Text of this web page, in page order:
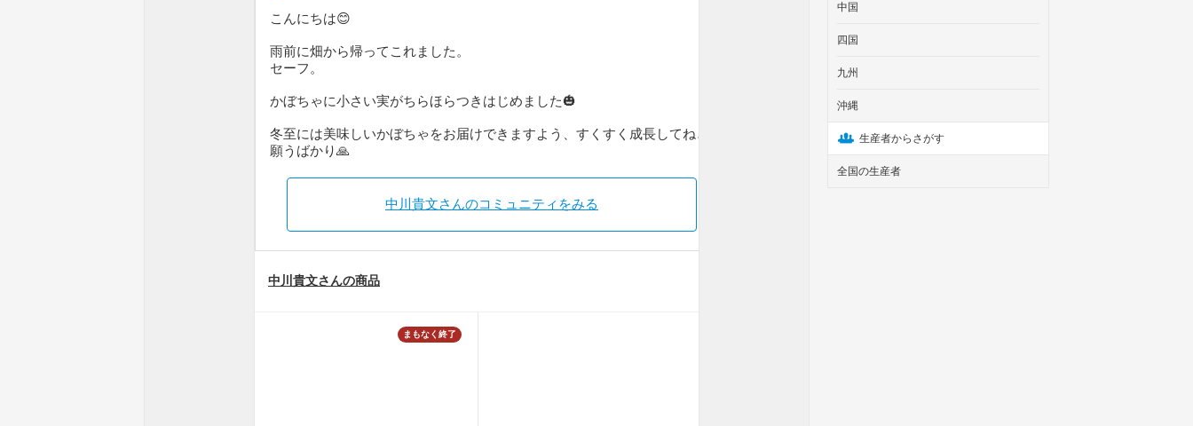
こんにちは😊
雨前に畑から帰ってこれました。
セーフ。
かぼちゃに小さい実がちらほらつきはじめました🎃
冬至には美味しいかぼちゃをお届けできますよう、すくすく成長してねと
願うばかり🙏
中川貴文さんのコミュニティをみる
中川貴文さんの商品
まもなく終了
中国
四国
九州
沖縄
生産者からさがす
全国の生産者